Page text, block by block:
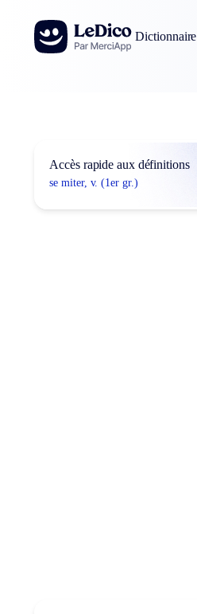
Aller au contenu
Dictionnaire
Accès rapide aux définitions
se miter, v. (1er gr.)